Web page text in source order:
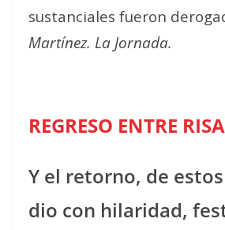
sustanciales fueron
Martínez. La Jornada.
REGRESO ENTRE
Y el retorno, de
dio con hilaridad,